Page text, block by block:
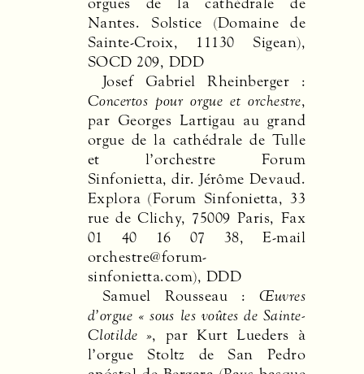
Nantes. Solstice (Domaine de
Sainte-Croix, 11130 Sigean),
SOCD 209, DDD
Josef Gabriel Rheinberger :
Concertos pour orgue et orchestre,
par Georges Lartigau au grand
orgue de la cathédrale de Tulle
et l’orchestre Forum
Sinfonietta, dir. Jérôme Devaud.
Explora (Forum Sinfonietta, 33
rue de Clichy, 75009 Paris, Fax
01 40 16 07 38, E-mail
orchestre@forum-
sinfonietta.com), DDD
Samuel Rousseau :Œuvres
d’orgue « sous les voûtes de Sainte-
Clotilde », par Kurt Lueders à
l’orgue Stoltz de San Pedro